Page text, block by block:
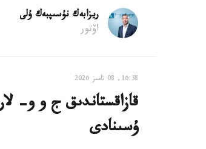
ريزابەك نۇسىپبەك ۇلى
اۆتور
16:38, 08 تامىز 2026
ۇسىنادى